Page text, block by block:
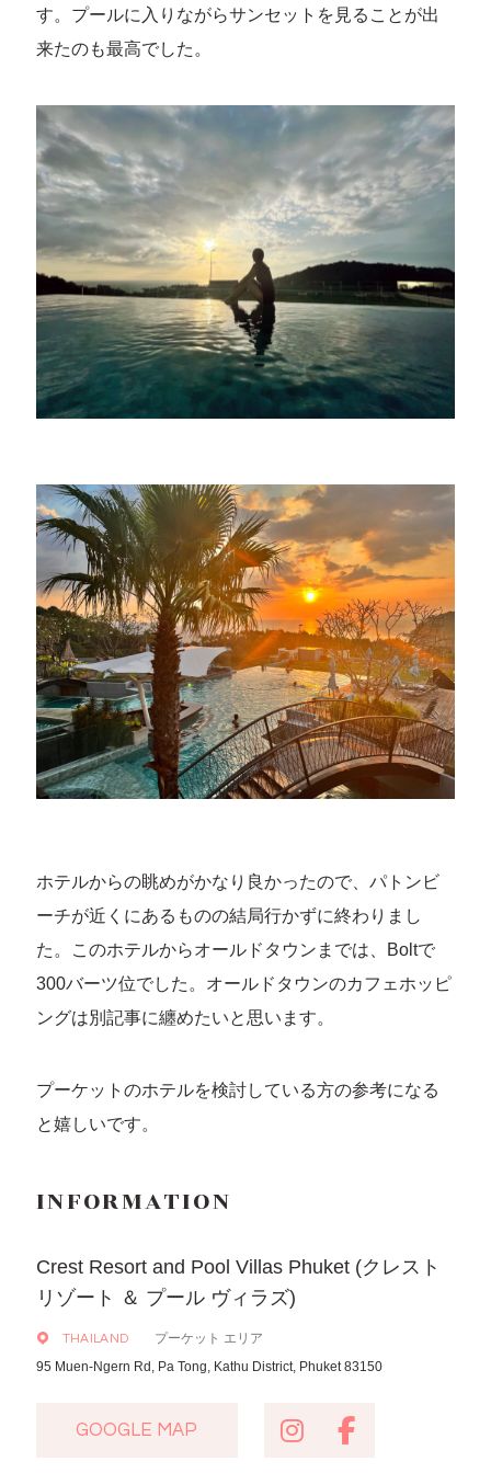
す。プールに入りながらサンセットを見ることが出
来たのも最高でした。
ホテルからの眺めがかなり良かったので、パトンビ
ーチが近くにあるものの結局行かずに終わりまし
た。このホテルからオールドタウンまでは、Boltで
300バーツ位でした。オールドタウンのカフェホッピ
ングは別記事に纏めたいと思います。
プーケットのホテルを検討している方の参考になる
と嬉しいです。
INFORMATION
Crest Resort and Pool Villas Phuket (クレスト
リゾート ＆ プール ヴィラズ)
THAILAND
プーケット エリア
95 Muen-Ngern Rd, Pa Tong, Kathu District, Phuket 83150
GOOGLE MAP
GOOGLE MAP